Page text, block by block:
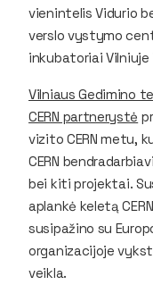
vienintelis Vidurio
verslo vystymo
inkubatoriai Vilniuje
Vilniaus Gedimino
CERN partnerystė
vizito CERN metu,
CERN
bei kiti projektai.
aplankė keletą
susipažino su
organizacijoje
veikla.